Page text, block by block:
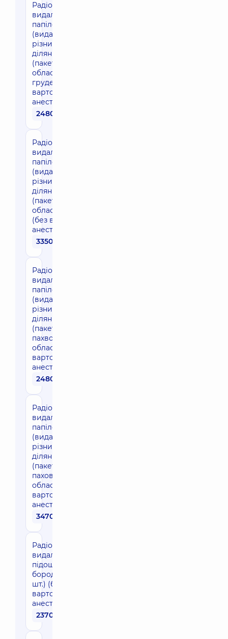
Радіохвильове
видалення
папілом
(видалення в
різних
ділянках тіла
(пакетом)
область
грудей) (без
вартості
анестезії)
2480 грн
Радіохвильове
видалення
папілом
(видалення в
різних
ділянках тіла
(пакетом)
область шиї)
(без вартості
анестезії)
3350 грн
Радіохвильове
видалення
папілом
(видалення в
різних
ділянках тіла
(пакетом)
пахвова
область) (без
вартості
анестезії)
2480 грн
Радіохвильове
видалення
папілом
(видалення в
різних
ділянках тіла
(пакетом)
пахова
область) (без
вартості
анестезії)
3470 грн
Радіохвильове
видалення
підошовної
бородавки (1
шт.) (без
вартості
анестезії)
2370 грн